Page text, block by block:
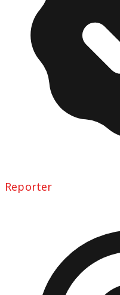
Reporter